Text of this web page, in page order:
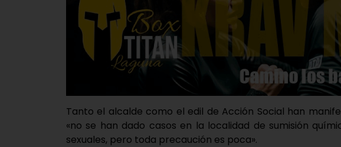
Tanto el alcalde como el edil de Acción Social han
«no se han dado casos en la localidad de sumisión
sexuales, pero toda precaución es poca».